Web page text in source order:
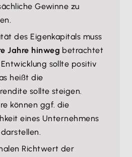
Gewinne zu
des Eigenkapitals muss
Jahre hinweg betrachtet
sollte positiv
heißt die
sollte steigen.
können ggf. die
eines Unternehmens
Richtwert der